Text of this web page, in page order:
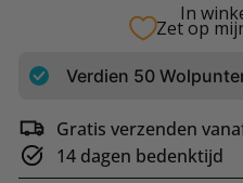
In
Zet op
Verdien 50
Gratis verzenden
14 dagen bedenktijd